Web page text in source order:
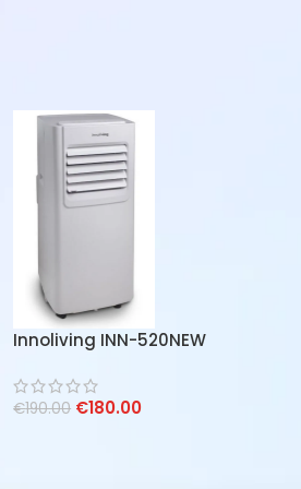
Innoliving INN-520NEW
7000BTU
€190.00 €180.00